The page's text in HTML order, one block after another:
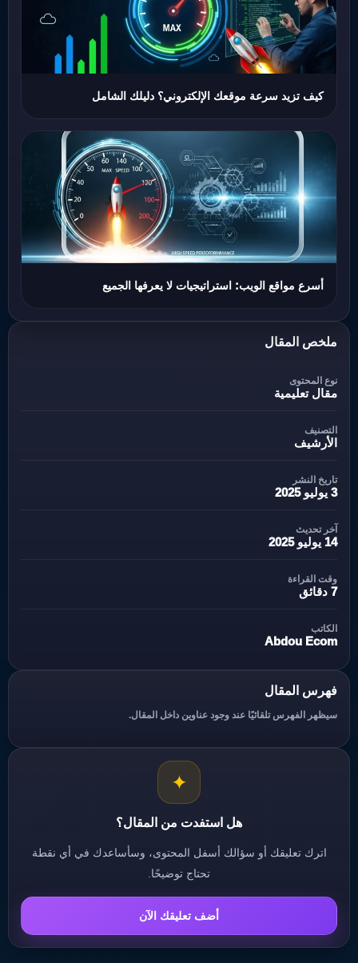
كيف تزيد سرعة موقعك الإلكتروني؟ دليلك الشامل
أسرع مواقع الويب: استراتيجيات لا يعرفها الجميع
ملخص المقال
نوع المحتوى
مقال تعليمية
التصنيف
الأرشيف
تاريخ النشر
3 يوليو 2025
آخر تحديث
14 يوليو 2025
وقت القراءة
7 دقائق
الكاتب
Abdou Ecom
فهرس المقال
سيظهر الفهرس تلقائيًا عند وجود عناوين داخل المقال.
✦
هل استفدت من المقال؟
اترك تعليقك أو سؤالك أسفل المحتوى، وسأساعدك في أي نقطة
تحتاج توضيحًا.
أضف تعليقك الآن